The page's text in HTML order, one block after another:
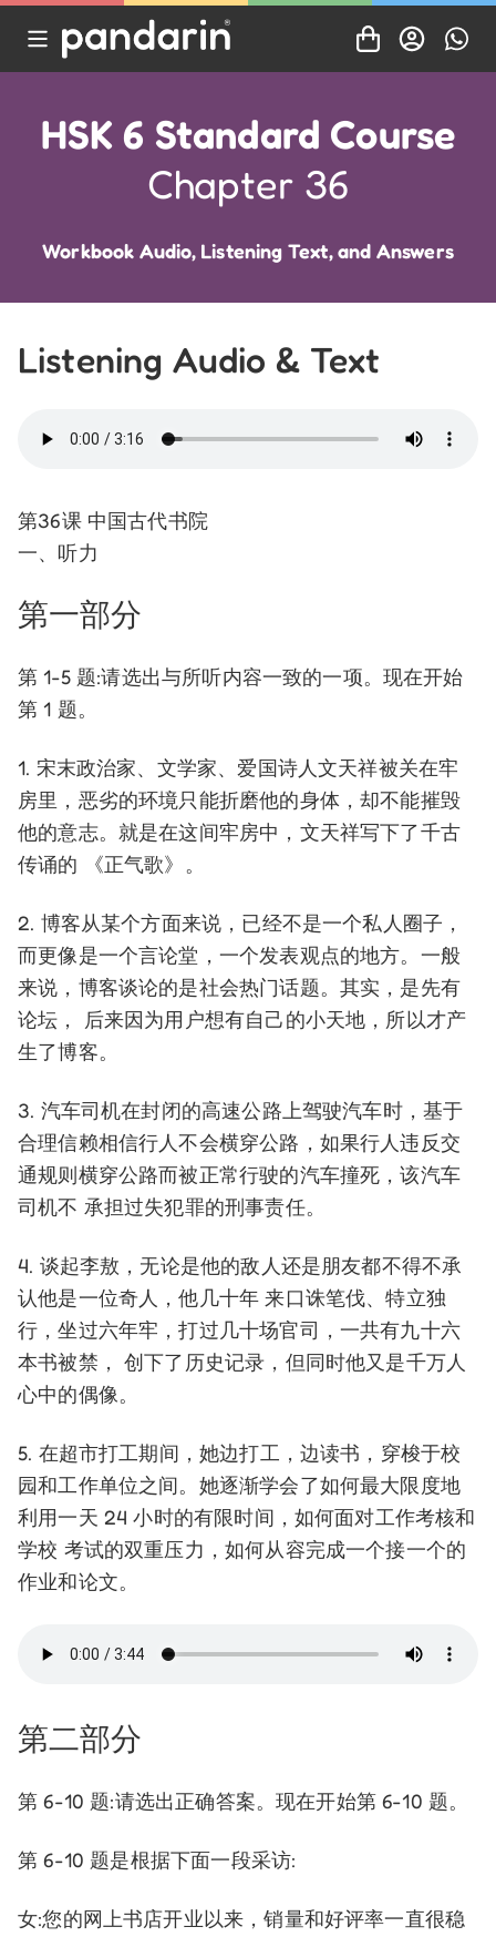
HSK 6 Standard Course
Chapter 36
Workbook Audio, Listening Text, and Answers
Listening Audio & Text
第36课 中国古代书院
一、听力
第一部分
第 1-5 题:请选出与所听内容一致的一项。现在开始
第 1 题。
1. 宋末政治家、文学家、爱国诗人文天祥被关在牢
房里，恶劣的环境只能折磨他的身体，却不能摧毁
他的意志。就是在这间牢房中，文天祥写下了千古
传诵的 《正气歌》。
2. 博客从某个方面来说，已经不是一个私人圈子，
而更像是一个言论堂，一个发表观点的地方。一般
来说，博客谈论的是社会热门话题。其实，是先有
论坛， 后来因为用户想有自己的小天地，所以才产
生了博客。
3. 汽车司机在封闭的高速公路上驾驶汽车时，基于
合理信赖相信行人不会横穿公路，如果行人违反交
通规则横穿公路而被正常行驶的汽车撞死，该汽车
司机不 承担过失犯罪的刑事责任。
4. 谈起李敖，无论是他的敌人还是朋友都不得不承
认他是一位奇人，他几十年 来口诛笔伐、特立独
行，坐过六年牢，打过几十场官司，一共有九十六
本书被禁， 创下了历史记录，但同时他又是千万人
心中的偶像。
5. 在超市打工期间，她边打工，边读书，穿梭于校
园和工作单位之间。她逐渐学会了如何最大限度地
利用一天 24 小时的有限时间，如何面对工作考核和
学校 考试的双重压力，如何从容完成一个接一个的
作业和论文。
第二部分
第 6-10 题:请选出正确答案。现在开始第 6-10 题。
第 6-10 题是根据下面一段采访:
女:您的网上书店开业以来，销量和好评率一直很稳